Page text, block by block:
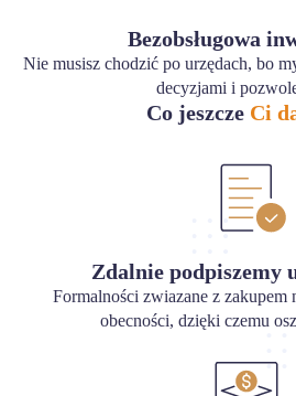
Bezobsługowa
Nie musisz chodzić po urzędach, bo
decyzjami i
Co jeszcze Ci
Zdalnie podpiszemy
Formalności zwiazane z zakupem
obecności, dzięki czemu